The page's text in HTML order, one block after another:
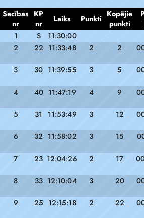
Secības
nr
KP
nr
Laiks Punkti Kopējie
punkti
1
S
11:30:00
2
22 11:33:48 2 2
3 30 11:39:55 3 5
4 40 11:47:19 4 9
5 31 11:53:49 3 12
6 32 11:58:02 3 15
7 23 12:04:26 2 17
8 33 12:10:04 3 20
9 25 12:15:18 2 22